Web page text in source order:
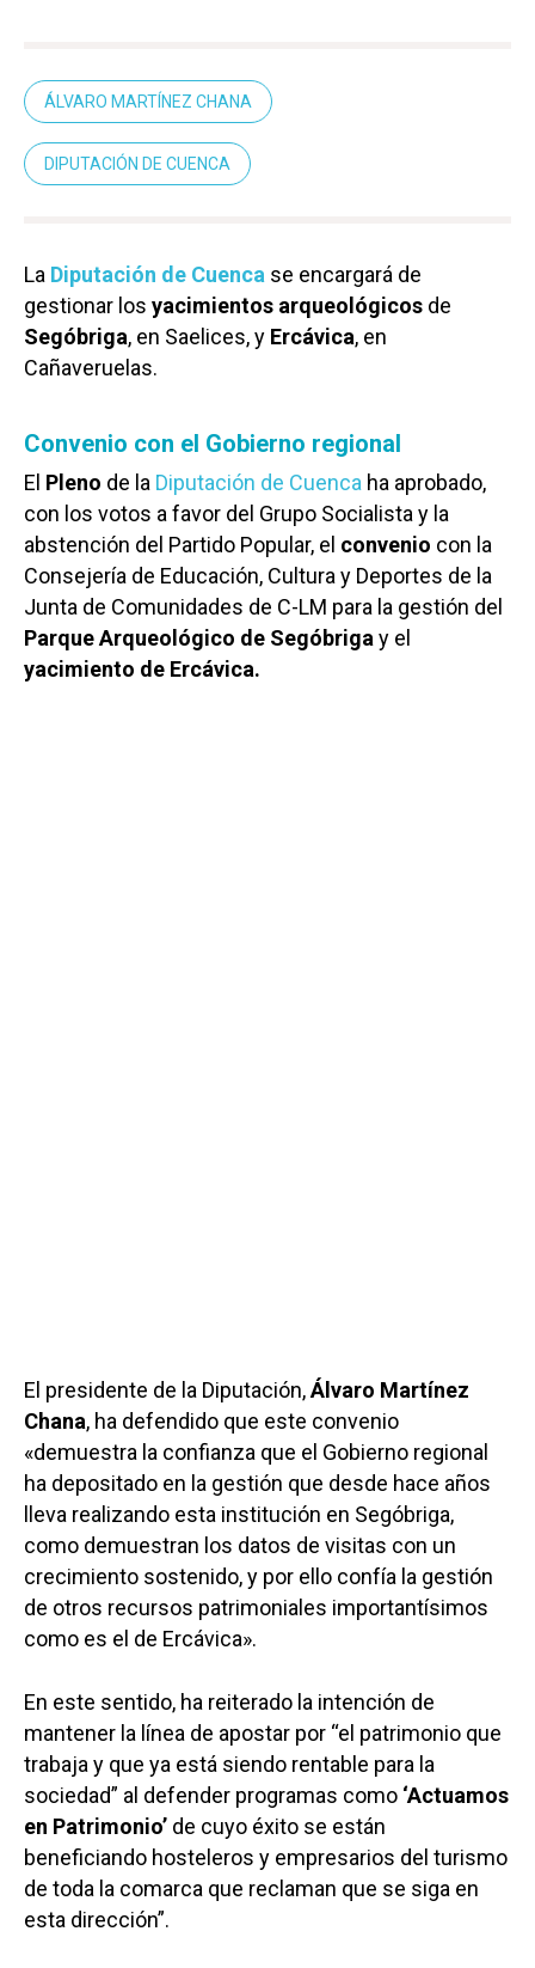
ÁLVARO MARTÍNEZ CHANA
DIPUTACIÓN DE CUENCA
La Diputación de Cuenca se encargará de
gestionar los yacimientos arqueológicos de
Segóbriga, en Saelices, y Ercávica, en
Cañaveruelas.
Convenio con el Gobierno regional
El Pleno de la Diputación de Cuenca ha aprobado,
con los votos a favor del Grupo Socialista y la
abstención del Partido Popular, el convenio con la
Consejería de Educación, Cultura y Deportes de la
Junta de Comunidades de C-LM para la gestión del
Parque Arqueológico de Segóbriga y el
yacimiento de Ercávica.
El presidente de la Diputación,Álvaro Martínez
Chana, ha defendido que este convenio
«demuestra la confianza que el Gobierno regional
ha depositado en la gestión que desde hace años
lleva realizando esta institución en Segóbriga,
como demuestran los datos de visitas con un
crecimiento sostenido, y por ello confía la gestión
de otros recursos patrimoniales importantísimos
como es el de Ercávica».
En este sentido, ha reiterado la intención de
mantener la línea de apostar por “el patrimonio que
trabaja y que ya está siendo rentable para la
sociedad” al defender programas como ‘Actuamos
en Patrimonio’ de cuyo éxito se están
beneficiando hosteleros y empresarios del turismo
de toda la comarca que reclaman que se siga en
esta dirección”.